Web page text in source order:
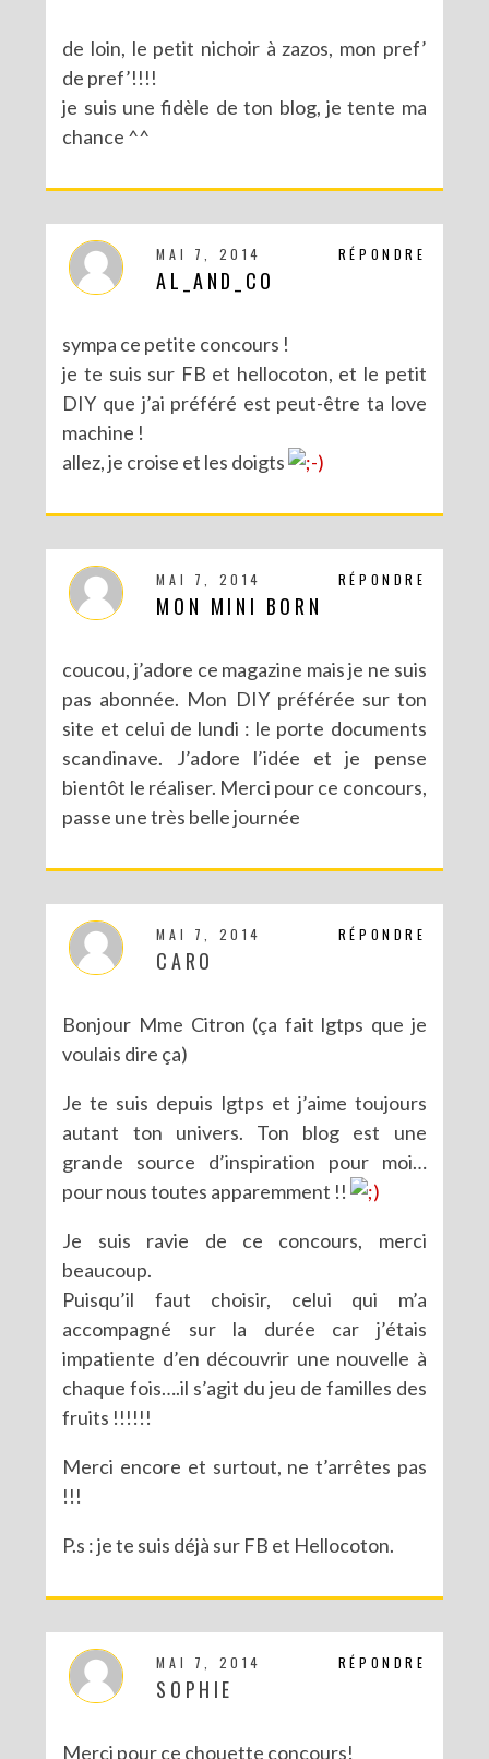
de loin, le petit nichoir à zazos, mon pref’
de pref’!!!!
je suis une fidèle de ton blog, je tente ma
chance ^^
RÉPONDRE
MAI 7, 2014
AL_AND_CO
sympa ce petite concours !
je te suis sur FB et hellocoton, et le petit
DIY que j’ai préféré est peut-être ta love
machine !
allez, je croise et les doigts
RÉPONDRE
MAI 7, 2014
MON MINI BORN
coucou, j’adore ce magazine mais je ne suis
pas abonnée. Mon DIY préférée sur ton
site et celui de lundi : le porte documents
scandinave. J’adore l’idée et je pense
bientôt le réaliser. Merci pour ce concours,
passe une très belle journée
RÉPONDRE
MAI 7, 2014
CARO
Bonjour Mme Citron (ça fait lgtps que je
voulais dire ça)
Je te suis depuis lgtps et j’aime toujours
autant ton univers. Ton blog est une
grande source d’inspiration pour moi…
pour nous toutes apparemment !!
Je suis ravie de ce concours, merci
beaucoup.
Puisqu’il faut choisir, celui qui m’a
accompagné sur la durée car j’étais
impatiente d’en découvrir une nouvelle à
chaque fois….il s’agit du jeu de familles des
fruits !!!!!!
Merci encore et surtout, ne t’arrêtes pas
!!!
P.s : je te suis déjà sur FB et Hellocoton.
RÉPONDRE
MAI 7, 2014
SOPHIE
Merci pour ce chouette concours!